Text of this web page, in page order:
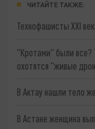
ЧИТАЙТЕ ТАКЖЕ:
Технофашисты XXI
"Кротами" были все?
охотятся "живые
В Актау нашли тело
В Астане женщина